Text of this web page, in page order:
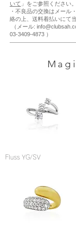
いて 」をご参照ください。
・不良品の交換はメール
絡の上、送料着払いにて
（メール:
03-3409-4873 ）
Fluss YG/SV